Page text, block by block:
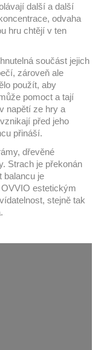
další a další
odvaha
hru chtějí v ten
součást jejich
zároveň ale
použít, aby
pomoct a tají
napětí ze hry a
před jeho
přináší.
dřevěné
Strach je překonán
balancu je
estetickým
stejně tak